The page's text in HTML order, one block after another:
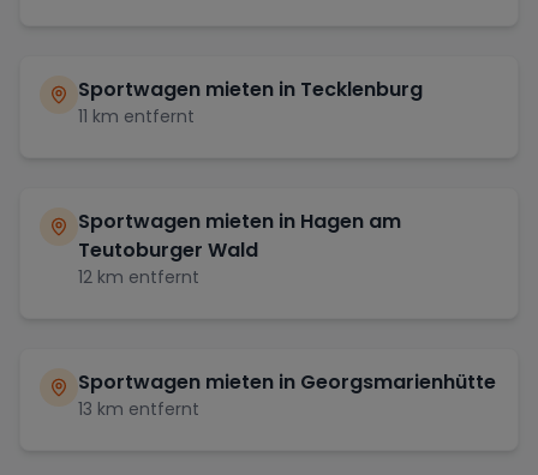
Sportwagen mieten in Tecklenburg
11 km entfernt
Sportwagen mieten in Hagen am
Teutoburger Wald
12 km entfernt
Sportwagen mieten in Georgsmarienhütte
13 km entfernt